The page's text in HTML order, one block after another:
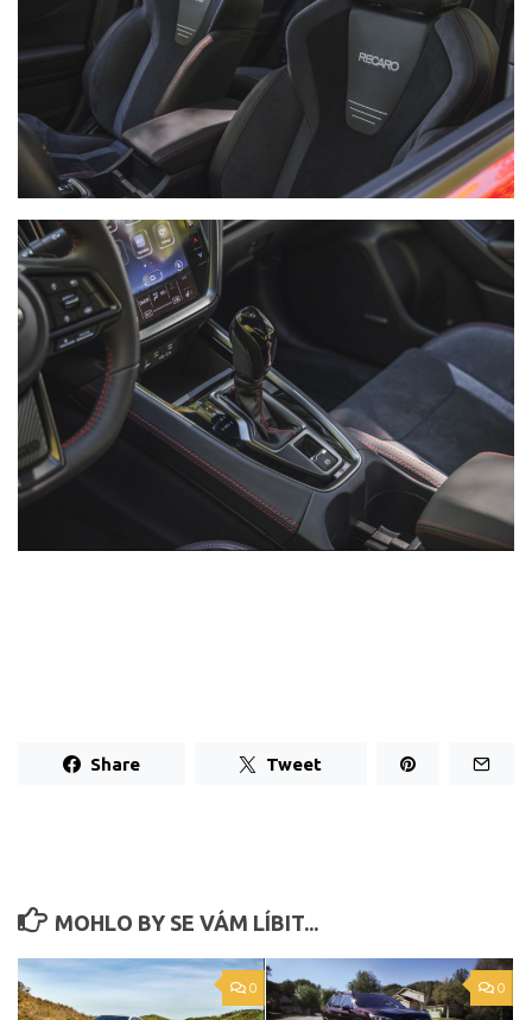
Share Tweet
MOHLO BY SE VÁM LÍBIT...
0 0